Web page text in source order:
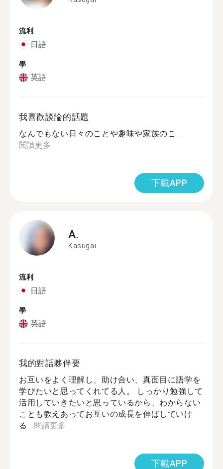
流利
日語
學
英語
我喜歡談論的話題
なんでもない日々のことや趣味や家族のこ...
閱讀更多
下載APP
A.
Kasugai
流利
日語
學
英語
我的對話夥伴要
お互いをよく理解し、助け合い、真面目に語学を
学びたいと思ってくれてる人。 しっかり勉強して
活用していきたいと思っているから、わからない
ことも教えあってお互いの成長を伸ばしていけ
る...閱讀更多
下載APP